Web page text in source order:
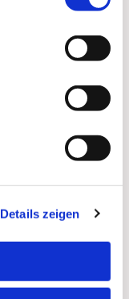
Details zeigen